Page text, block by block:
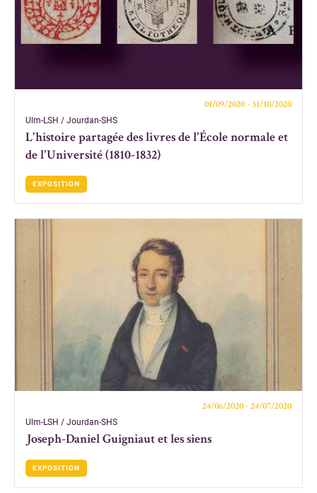
01/09/2020 - 31/10/2020
Ulm-LSH / Jourdan-SHS
L'histoire partagée des livres de l'École normale et
de l'Université (1810-1832)
EXPOSITION
24/06/2020 - 24/07/2020
Ulm-LSH / Jourdan-SHS
Joseph-Daniel Guigniaut et les siens
EXPOSITION